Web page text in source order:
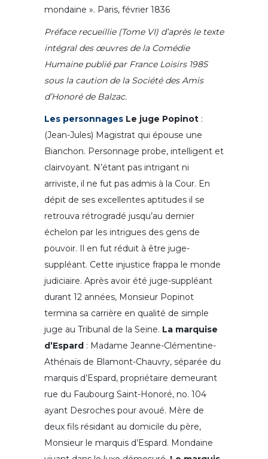
mondaine ». Paris, février 1836
Préface recueillie (Tome VI) d’après le texte
intégral des œuvres de la Comédie
Humaine publié par France Loisirs 1985
sous la caution de la Société des Amis
d’Honoré de Balzac.
Les personnages Le juge Popinot :
(Jean-Jules) Magistrat qui épouse une
Bianchon. Personnage probe, intelligent et
clairvoyant. N’étant pas intrigant ni
arriviste, il ne fut pas admis à la Cour. En
dépit de ses excellentes aptitudes il se
retrouva rétrogradé jusqu’au dernier
échelon par les intrigues des gens de
pouvoir. Il en fut réduit à être juge-
suppléant. Cette injustice frappa le monde
judiciaire. Après avoir été juge-suppléant
durant 12 années, Monsieur Popinot
termina sa carrière en qualité de simple
juge au Tribunal de la Seine. La marquise
d’Espard : Madame Jeanne-Clémentine-
Athénaïs de Blamont-Chauvry, séparée du
marquis d’Espard, propriétaire demeurant
rue du Faubourg Saint-Honoré, no. 104
ayant Desroches pour avoué. Mère de
deux fils résidant au domicile du père,
Monsieur le marquis d’Espard. Mondaine